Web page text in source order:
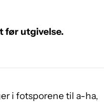
før utgivelse.
i fotsporene til a-ha,